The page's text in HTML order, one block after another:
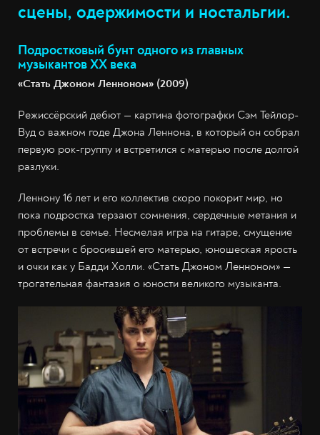
сцены, одержимости и ностальгии.
Подростковый бунт одного из главных
музыкантов XX века
«Стать Джоном Ленноном» (2009)
Режиссёрский дебют — картина фотографки Сэм Тейлор-
Вуд о важном годе Джона Леннона, в который он собрал
первую рок-группу и встретился с матерью после долгой
разлуки.
Леннону 16 лет и его коллектив скоро покорит мир, но
пока подростка терзают сомнения, сердечные метания и
проблемы в семье. Несмелая игра на гитаре, смущение
от встречи с бросившей его матерью, юношеская ярость
и очки как у Бадди Холли. «Стать Джоном Ленноном» —
трогательная фантазия о юности великого музыканта.